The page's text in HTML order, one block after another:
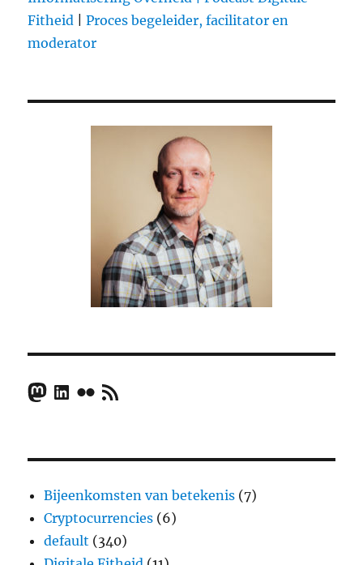
bekeken
Fitheid |Proces begeleider, facilitator en
moderator
Mastodon
LinkedIn
FlickrRSS Feed
Bijeenkomsten van betekenis (7)
Cryptocurrencies (6)
default (340)